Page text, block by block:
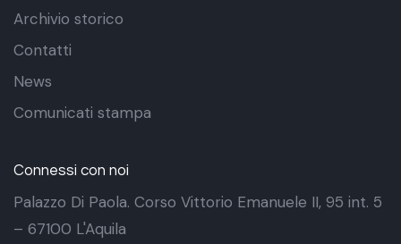
Archivio storico
Contatti
News
Comunicati stampa
Connessi con noi
Palazzo Di Paola. Corso Vittorio Emanuele II, 95 int. 5
– 67100 L'Aquila